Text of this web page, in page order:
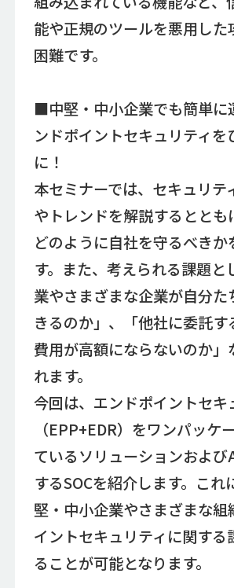
能や正規のツールを悪用した
困難です。
■中堅・中小企業でも簡単に
ンドポイントセキュリティを
に！
本セミナーでは、セキュリテ
やトレンドを解説するととも
どのように自社を守るべきか
す。また、考えられる課題と
業やさまざまな企業が自分た
きるのか」、「他社に委託
費用が高額にならないのか」
れます。
今回は、エンドポイントセキ
（EPP+EDR）をワンパッケ
ているソリューションおよび
するSOCを紹介します。これ
堅・中小企業やさまざまな組
イントセキュリティに関する
ることが可能となります。